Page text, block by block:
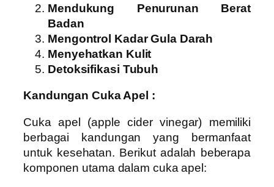
Mendukung Penurunan Berat
Badan
Mengontrol Kadar Gula Darah
Menyehatkan Kulit
Detoksifikasi Tubuh
Kandungan Cuka Apel :
Cuka apel (apple cider vinegar) memiliki
berbagai kandungan yang bermanfaat
untuk kesehatan. Berikut adalah beberapa
komponen utama dalam cuka apel: